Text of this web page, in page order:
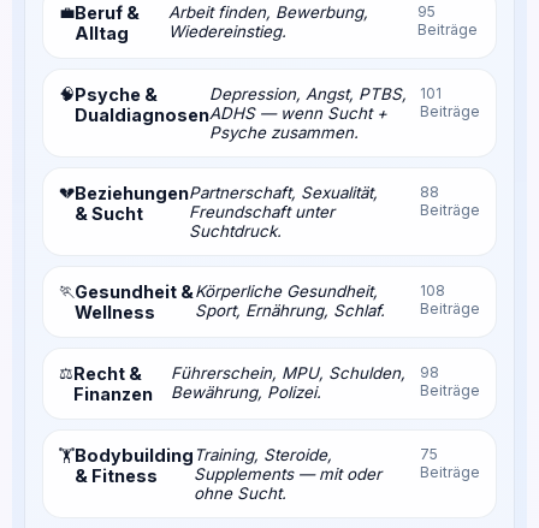
💼Beruf &
Alltag
Arbeit finden, Bewerbung,
Wiedereinstieg.
95
Beiträge
🧠Psyche &
Dualdiagnosen
Depression, Angst, PTBS,
ADHS — wenn Sucht +
Psyche zusammen.
101
Beiträge
💔Beziehungen
& Sucht
Partnerschaft, Sexualität,
Freundschaft unter
Suchtdruck.
88
Beiträge
🏃Gesundheit &
Wellness
Körperliche Gesundheit,
Sport, Ernährung, Schlaf.
108
Beiträge
⚖️Recht &
Finanzen
Führerschein, MPU, Schulden,
Bewährung, Polizei.
98
Beiträge
🏋️Bodybuilding
& Fitness
Training, Steroide,
Supplements — mit oder
ohne Sucht.
75
Beiträge